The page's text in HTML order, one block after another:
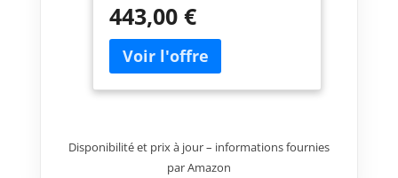
fonctionnelles. Panneau -
panneau de meuble laminé
Panneau de meuble stratifié
Chant - placage ABS Panneau
arrière de l'armoire - Panneau
120x78x60cm Finition moderne
et intéressante des couleurs de
443,00 €
Disponibilité et prix à jour – informations fournies
par Amazon